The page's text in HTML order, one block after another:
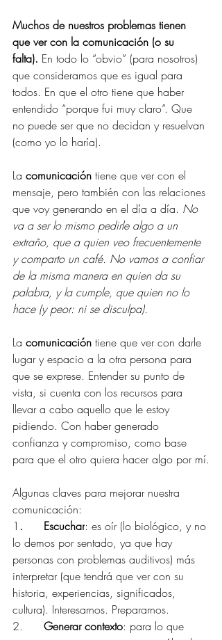
Muchos de nuestros problemas tienen
que ver con la comunicación (o su
falta). En todo lo “obvio” (para nosotros)
que consideramos que es igual para
todos. En que el otro tiene que haber
entendido “porque fui muy claro”. Que
no puede ser que no decidan y resuelvan
(como yo lo haría).
La comunicación tiene que ver con el
mensaje, pero también con las relaciones
que voy generando en el día a día. No
va a ser lo mismo pedirle algo a un
extraño, que a quien veo frecuentemente
y comparto un café. No vamos a confiar
de la misma manera en quien da su
palabra, y la cumple, que quien no lo
hace (y peor: ni se disculpa).
La comunicación tiene que ver con darle
lugar y espacio a la otra persona para
que se exprese. Entender su punto de
vista, si cuenta con los recursos para
llevar a cabo aquello que le estoy
pidiendo. Con haber generado
confianza y compromiso, como base
para que el otro quiera hacer algo por mí.
Algunas claves para mejorar nuestra
comunicación:
1 .      Escuchar: es oír (lo biológico, y no
lo demos por sentado, ya que hay
personas con problemas auditivos) más
interpretar (que tendrá que ver con su
historia, experiencias, significados,
cultura). Interesarnos. Prepararnos.
2. Generar contexto: para lo que